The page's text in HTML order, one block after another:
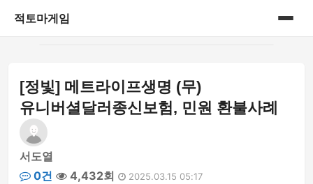
적토마게임
게시판
[정빛] 메트라이프생명 (무)
유니버셜달러종신보험, 민원 환불사례
서도열
0건
4,432회 2025.03.15 05:17